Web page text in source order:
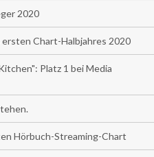
2020
Chart-Halbjahres 2020
Platz 1 bei Media
Hörbuch-Streaming-Chart